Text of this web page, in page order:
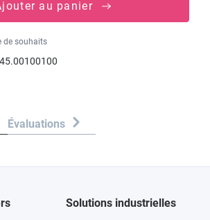
au panier
de souhaits
Évaluations
Solutions industrielles